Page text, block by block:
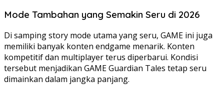
Mode Tambahan yang Semakin Seru di 2026
Di samping story mode utama yang seru, GAME ini juga
memiliki banyak konten endgame menarik. Konten
kompetitif dan multiplayer terus diperbarui. Kondisi
tersebut menjadikan GAME Guardian Tales tetap seru
dimainkan dalam jangka panjang.